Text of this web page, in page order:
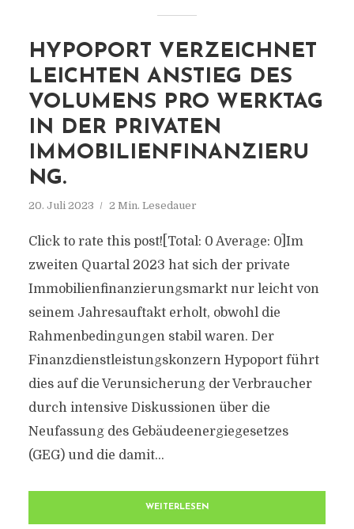
HYPOPORT VERZEICHNET
LEICHTEN ANSTIEG DES
VOLUMENS PRO WERKTAG
IN DER PRIVATEN
IMMOBILIENFINANZIERU
NG.
20. Juli 2023 2 Min. Lesedauer
Click to rate this post![Total: 0 Average: 0]Im
zweiten Quartal 2023 hat sich der private
Immobilienfinanzierungsmarkt nur leicht von
seinem Jahresauftakt erholt, obwohl die
Rahmenbedingungen stabil waren. Der
Finanzdienstleistungskonzern Hypoport führt
dies auf die Verunsicherung der Verbraucher
durch intensive Diskussionen über die
Neufassung des Gebäudeenergiegesetzes
(GEG) und die damit...
WEITERLESEN